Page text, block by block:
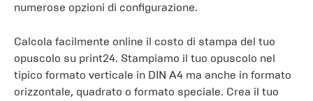
numerose opzioni di configurazione.
Calcola facilmente online il costo di stampa del tuo
opuscolo su print24. Stampiamo il tuo opuscolo nel
tipico formato verticale in DIN A4 ma anche in formato
orizzontale, quadrato o formato speciale. Crea il tuo